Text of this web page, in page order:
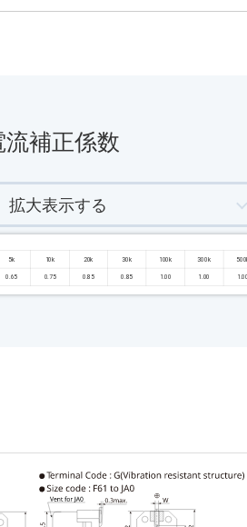
補正係数
拡大表示する
5k 10k 20k 30k 100k 300k
0.65 0.75 0.85 0.85 1.00 1.00